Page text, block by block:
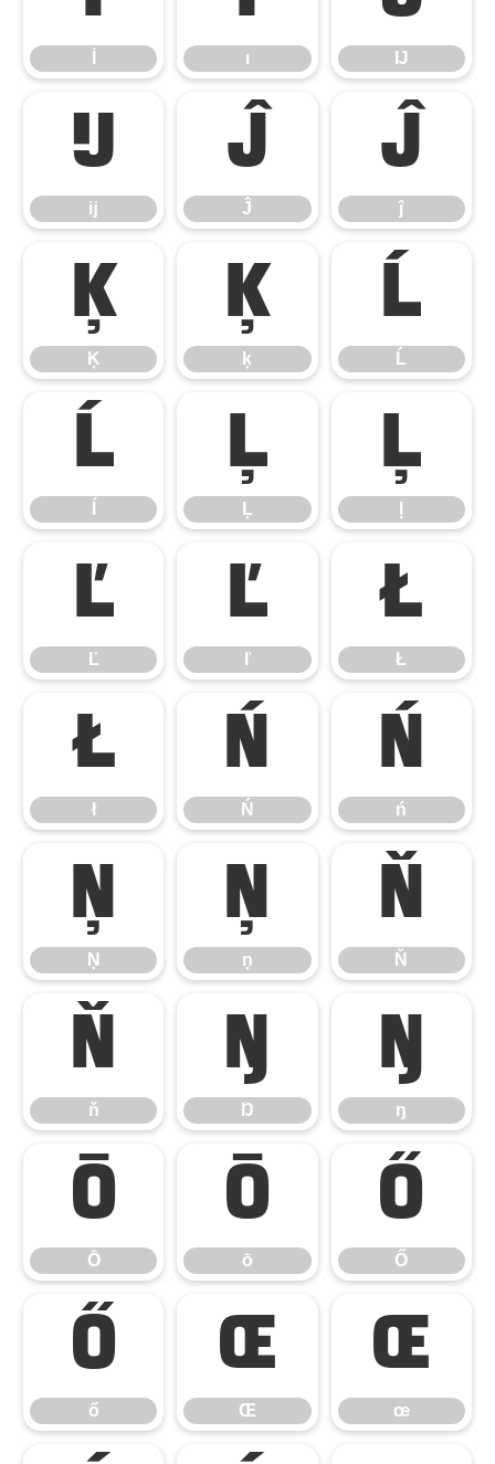
ı Ĳ
ĳ
ĳ
Ĵ
Ĵ
ĵ
ĵ
Ķ
Ķ
ķ
ķ
Ĺ
Ĺ
ĺ Ļ
Ļ
ļ
Ľ
Ľ
ľ
ľ
Ł
Ł
ł
ł
Ń
Ń
ń
ń
Ņ
Ņ
ņ
ņ
Ň
Ň
ň
ň
Ŋ
Ŋ
ŋ
ŋ
Ō
Ō
ō
ō
Ő
Ő
ő
ő
Œ
Œ
œ
œ